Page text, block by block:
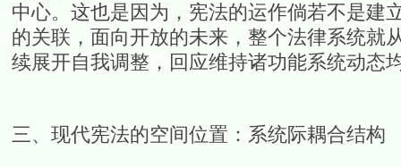
中心。这也是因为，宪法的运作倘若不是建
的关联，面向开放的未来，整个法律系统就
续展开自我调整，回应维持诸功能系统动态
三、现代宪法的空间位置：系统际耦合结构